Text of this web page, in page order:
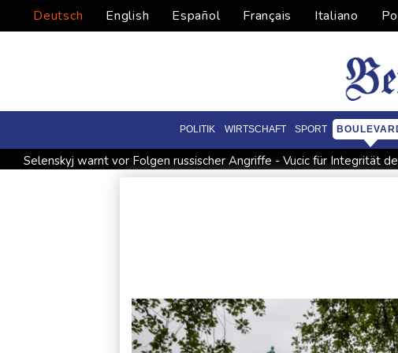
Deutsch English Español Français Italiano
POLITIK WIRTSCHAFT SPORT
Selenskyj warnt vor Folgen russischer Angriffe - Vucic für Integrität
Selenskyj: